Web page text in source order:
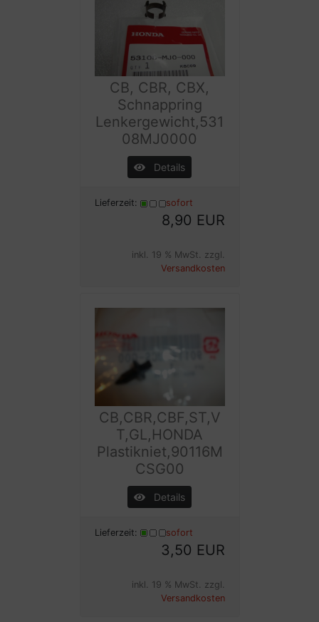
CB, CBR, CBX,
Schnappring
Lenkergewicht,531
08MJ0000
Details
Lieferzeit: sofort
8,90 EUR
inkl. 19 % MwSt. zzgl.
Versandkosten
CB,CBR,CBF,ST,V
T,GL,HONDA
Plastikniet,90116M
CSG00
Details
Lieferzeit: sofort
3,50 EUR
inkl. 19 % MwSt. zzgl.
Versandkosten